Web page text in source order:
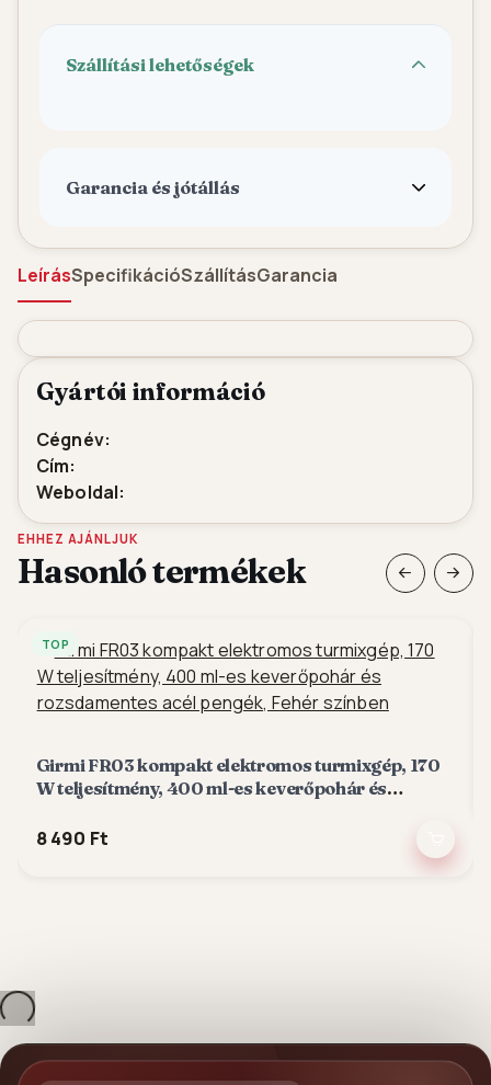
Szállítási lehetőségek
Garancia és jótállás
LeírásSpecifikációSzállításGarancia
Gyártói információ
Cégnév:
Cím:
Weboldal:
EHHEZ AJÁNLJUK
Hasonló termékek
TOP
Girmi FR03 kompakt elektromos turmixgép, 170
W teljesítmény, 400 ml-es keverőpohár és
8 490 Ft
Betöltés...